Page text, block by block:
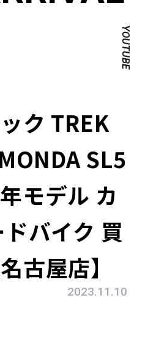
YOUTUBE
ク TREK
SL5
モデル カ
バイク 買
古屋店】
2023.11.10